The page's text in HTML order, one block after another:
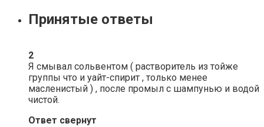
Принятые ответы
2
Я смывал сольвентом ( растворитель из тойже
группы что и уайт-спирит , только менее
масленистый ) , после промыл с шампунью и водой
чистой.
Ответ свернут